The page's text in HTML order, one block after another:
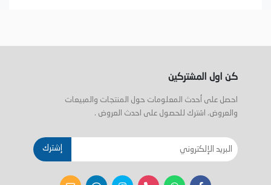
كن اول المشتركين
احصل على أحدث المعلومات حول المنتجات والمبيعات
والعروض. اشترك للحصول على احدث العروض .
إشترك